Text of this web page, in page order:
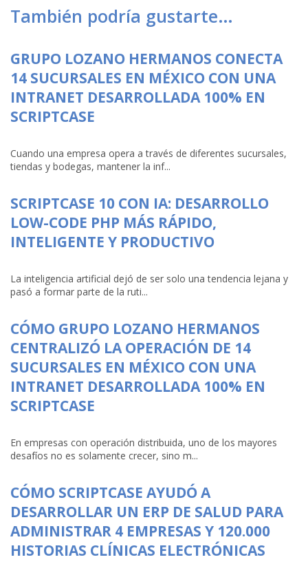
También podría gustarte…
GRUPO LOZANO HERMANOS CONECTA
14 SUCURSALES EN MÉXICO CON UNA
INTRANET DESARROLLADA 100% EN
SCRIPTCASE
Cuando una empresa opera a través de diferentes sucursales,
tiendas y bodegas, mantener la inf...
SCRIPTCASE 10 CON IA: DESARROLLO
LOW-CODE PHP MÁS RÁPIDO,
INTELIGENTE Y PRODUCTIVO
La inteligencia artificial dejó de ser solo una tendencia lejana y
pasó a formar parte de la ruti...
CÓMO GRUPO LOZANO HERMANOS
CENTRALIZÓ LA OPERACIÓN DE 14
SUCURSALES EN MÉXICO CON UNA
INTRANET DESARROLLADA 100% EN
SCRIPTCASE
En empresas con operación distribuida, uno de los mayores
desafíos no es solamente crecer, sino m...
CÓMO SCRIPTCASE AYUDÓ A
DESARROLLAR UN ERP DE SALUD PARA
ADMINISTRAR 4 EMPRESAS Y 120.000
HISTORIAS CLÍNICAS ELECTRÓNICAS